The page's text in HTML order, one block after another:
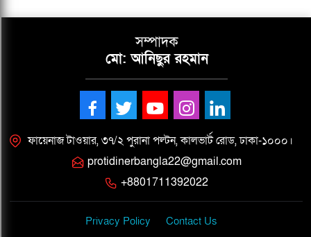
সম্পাদক
মো: আনিছুর রহমান
ফায়েনাজ টাওয়ার, ৩৭/২ পুরানা পল্টন, কালভার্ট রোড, ঢাকা-১০০০।
protidinerbangla22@gmail.com
+8801711392022
Privacy Policy Contact Us